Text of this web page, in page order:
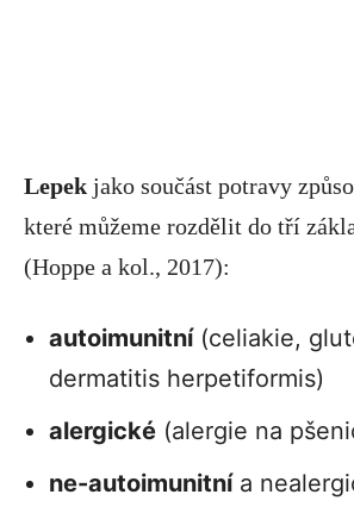
Lepek jako součást potravy
které můžeme rozdělit do tří
(Hoppe a kol., 2017):
autoimunitní(celiakie,
dermatitis herpetiformis)
alergické (alergie na
ne-autoimunitnía